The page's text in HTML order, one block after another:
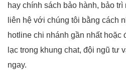
hay chính sách bảo hành, bảo
liên hệ với chúng tôi bằng cách
hotline chi nhánh gần nhất
lạc trong khung chat, đội ngũ tư
ngay.